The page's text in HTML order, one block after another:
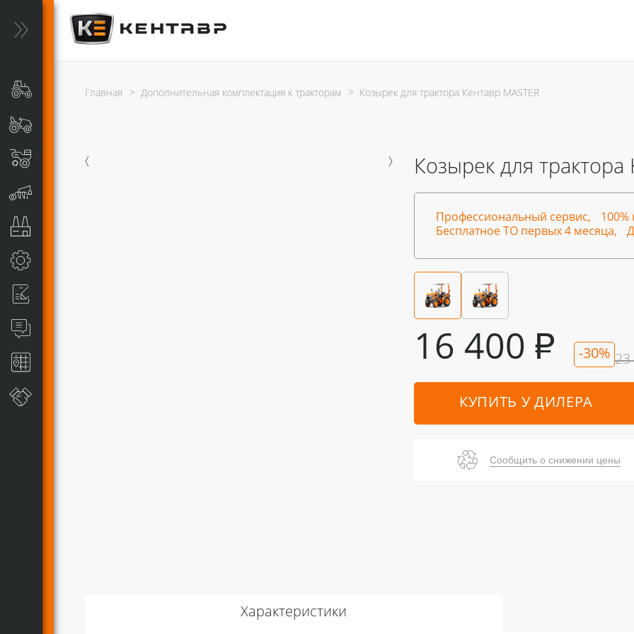
Главная > Дополнительная комплектация к тракторам > Козырек для трактора Кентавр MASTER
Козырек для трактора
Профессиональный сервис,
100%
Бесплатное ТО первых 4 месяца,
-30%
16 400 ₽
КУПИТЬ У ДИЛЕРА
Сообщить о снижении цены
Характеристики